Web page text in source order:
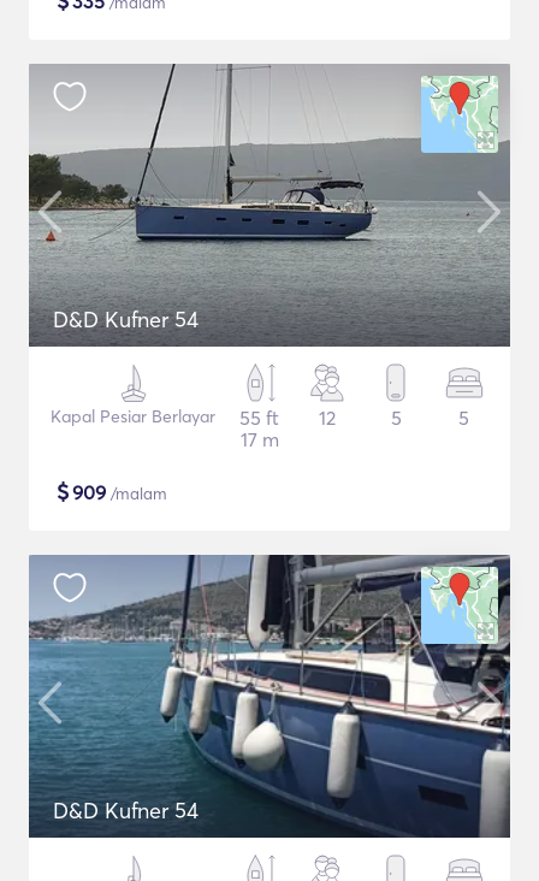
D&D Kufner 54
Kapal Pesiar Berlayar
55 ft
17 m
12 5 5
$909 /malam
D&D Kufner 54